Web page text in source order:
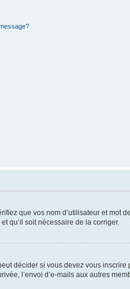
que vos nom d’utilisateur et mot
qu’il soit nécessaire de la corriger.
décider si vous devez vous
l’envoi d’e-mails aux autres